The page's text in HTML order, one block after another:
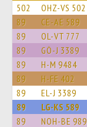
502 OHZ-VS 502
89 CE-AE 589
89 OL-VT 777
89 GÖ-J 3389
89 H-M 9484
89 H-FE 402
89 EL-J 3389
89 LG-KS 589
89 NOH-BE 989